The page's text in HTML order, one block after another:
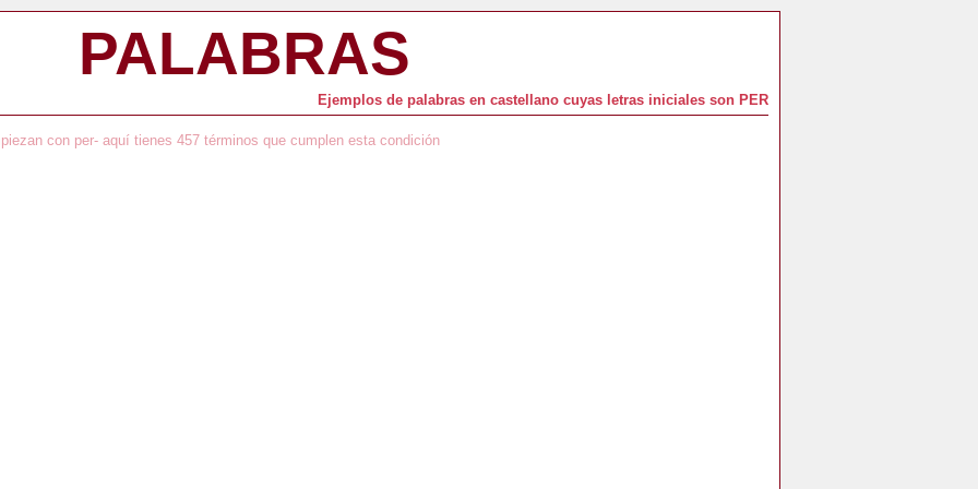
PALABRAS
Ejemplos de palabras en castellano cuyas letras iniciales son PER
con per- aquí tienes 457 términos que cumplen esta condición